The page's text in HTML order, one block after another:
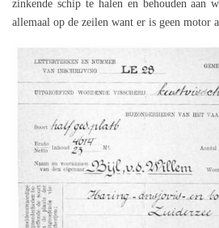
zinkende schip te halen en behouden aan
allemaal op de zeilen want er is geen motor